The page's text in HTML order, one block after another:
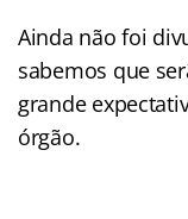
Ainda não foi
sabemos que
grande
órgão.